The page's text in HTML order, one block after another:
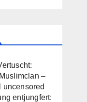
–
uncensored
entjungfert: